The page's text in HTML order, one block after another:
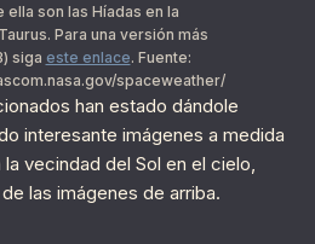
son las Híadas en la
Para una versión más
siga este enlace. Fuente:
spaceweather/
han estado dándole
interesante imágenes a medida
vecindad del Sol en el cielo,
las imágenes de arriba.